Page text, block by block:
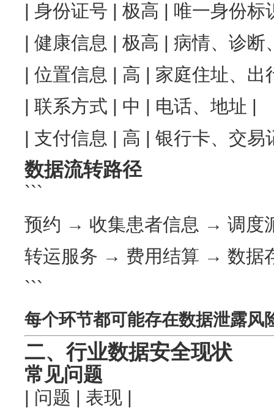
| 身份证号 | 极高 | 唯一身份标
| 健康信息 | 极高 | 病情、诊断
| 位置信息 | 高 | 家庭住址、出
| 联系方式 | 中 | 电话、地址 |
| 支付信息 | 高 | 银行卡、交易
数据流转路径
```
预约 → 收集患者信息 → 调度
转运服务 → 费用结算 → 数据
```
每个环节都可能存在数据泄露风
二、行业数据安全现状
常见问题
| 问题 | 表现 |